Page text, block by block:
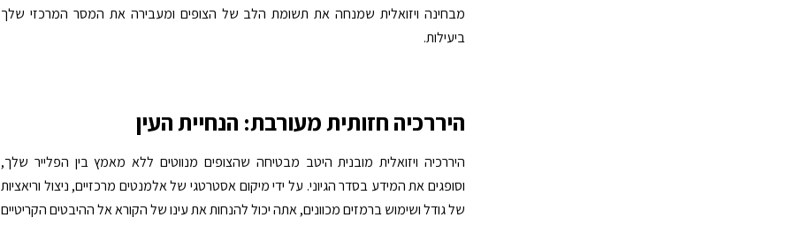
מבחינה ויזואלית שמנחה את תשומת הלב של הצופים ומעבירה את המסר המרכזי שלך
ביעילות.
היררכיה חזותית מעורבת: הנחיית העין
היררכיה ויזואלית מובנית היטב מבטיחה שהצופים מנווטים ללא מאמץ בין הפלייר שלך,
וסופגים את המידע בסדר הגיוני. על ידי מיקום אסטרטגי של אלמנטים מרכזיים, ניצול וריאציות
של גודל ושימוש ברמזים מכוונים, אתה יכול להנחות את עינו של הקורא אל ההיבטים הקריטיים